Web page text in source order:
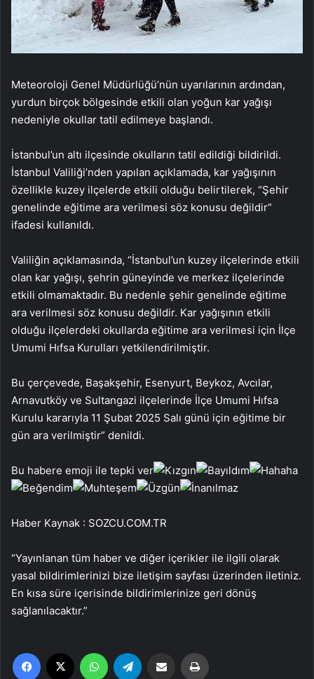
Meteoroloji Genel Müdürlüğü’nün uyarılarının ardından,
yurdun birçok bölgesinde etkili olan yoğun kar yağışı
nedeniyle okullar tatil edilmeye başlandı.
İstanbul’un altı ilçesinde okulların tatil edildiği bildirildi.
İstanbul Valiliği’nden yapılan açıklamada, kar yağışının
özellikle kuzey ilçelerde etkili olduğu belirtilerek, “Şehir
genelinde eğitime ara verilmesi söz konusu değildir”
ifadesi kullanıldı.
Valiliğin açıklamasında, “İstanbul’un kuzey ilçelerinde etkili
olan kar yağışı, şehrin güneyinde ve merkez ilçelerinde
etkili olmamaktadır. Bu nedenle şehir genelinde eğitime
ara verilmesi söz konusu değildir. Kar yağışının etkili
olduğu ilçelerdeki okullarda eğitime ara verilmesi için İlçe
Umumi Hıfsa Kurulları yetkilendirilmiştir.
Bu çerçevede, Başakşehir, Esenyurt, Beykoz, Avcılar,
Arnavutköy ve Sultangazi ilçelerinde İlçe Umumi Hıfsa
Kurulu kararıyla 11 Şubat 2025 Salı günü için eğitime bir
gün ara verilmiştir” denildi.
Bu habere emoji ile tepki ver
Haber Kaynak : SOZCU.COM.TR
“Yayınlanan tüm haber ve diğer içerikler ile ilgili olarak
yasal bildirimlerinizi bize iletişim sayfası üzerinden iletiniz.
En kısa süre içerisinde bildirimlerinize geri dönüş
sağlanılacaktır.”
Facebook WhatsApp Email'den paylaş